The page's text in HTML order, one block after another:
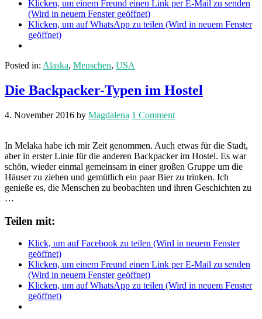
Klicken, um einem Freund einen Link per E-Mail zu senden
(Wird in neuem Fenster geöffnet)
Klicken, um auf WhatsApp zu teilen (Wird in neuem Fenster
geöffnet)
Posted in: Alaska, Menschen, USA
Die Backpacker-Typen im Hostel
4. November 2016 by Magdalena 1 Comment
In Melaka habe ich mir Zeit genommen. Auch etwas für die Stadt,
aber in erster Linie für die anderen Backpacker im Hostel. Es war
schön, wieder einmal gemeinsam in einer großen Gruppe um die
Häuser zu ziehen und gemütlich ein paar Bier zu trinken. Ich
genieße es, die Menschen zu beobachten und ihren Geschichten zu
…
Teilen mit:
Klick, um auf Facebook zu teilen (Wird in neuem Fenster
geöffnet)
Klicken, um einem Freund einen Link per E-Mail zu senden
(Wird in neuem Fenster geöffnet)
Klicken, um auf WhatsApp zu teilen (Wird in neuem Fenster
geöffnet)